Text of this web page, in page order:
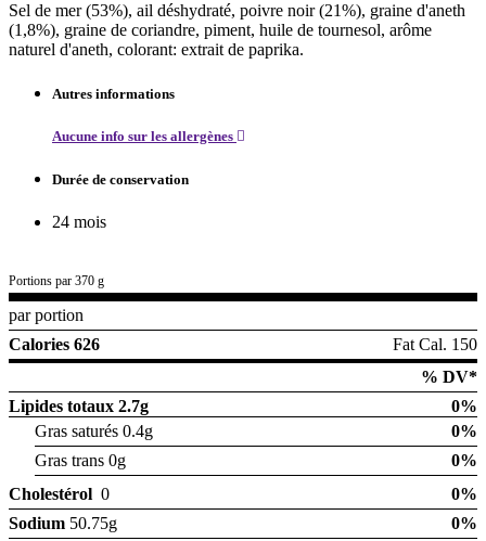
Sel de mer (53%), ail déshydraté, poivre noir (21%), graine d'aneth
(1,8%), graine de coriandre, piment, huile de tournesol, arôme
naturel d'aneth, colorant: extrait de paprika.
Autres informations
Aucune info sur les allergènes
Durée de conservation
24 mois
Portions par 370 g
par portion
Calories 626
Fat Cal. 150
% DV*
Lipides totaux 2.7g
0%
Gras saturés 0.4g
0%
Gras trans 0g
0%
Cholestérol 0
0%
Sodium 50.75g
0%